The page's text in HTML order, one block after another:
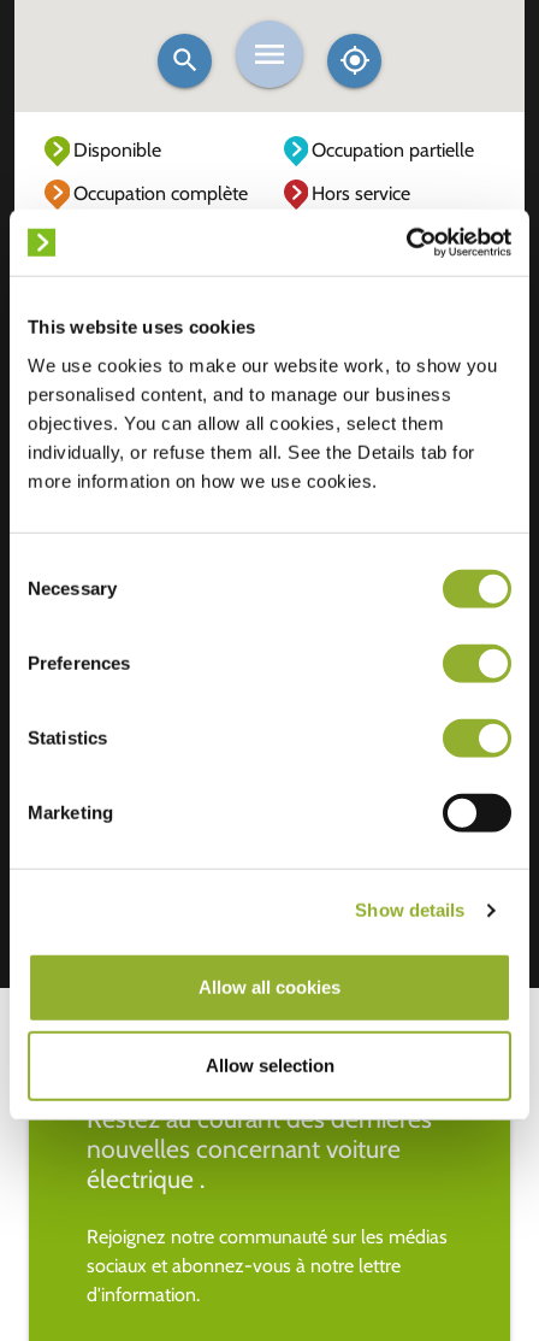
This website uses cookies
We use cookies to make our website work, to show you
personalised content, and to manage our business
objectives. You can allow all cookies, select them
individually, or refuse them all. See the Details tab for
more information on how we use cookies.
Selection
Necessary
Preferences
Statistics
Marketing
Show details
Allow all cookies
Allow selection
Disponible
Occupation partielle
Occupation complète
Hors service
Localisation
La Salettestraat 24
9680 Maarkedal
Belgique
Restez au courant des dernières
nouvelles concernant voiture
électrique .
Rejoignez notre communauté sur les médias
sociaux et abonnez-vous à notre lettre
d'information.